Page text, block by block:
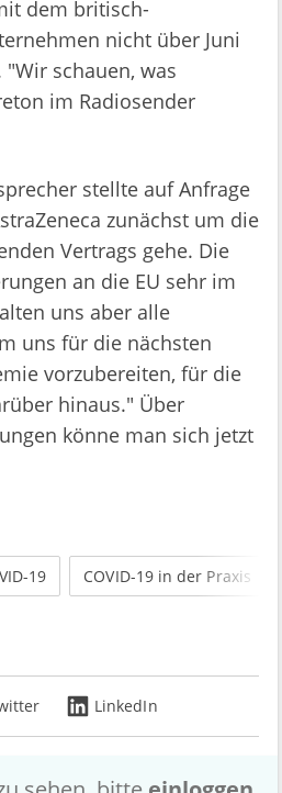
dem britisch-
nicht über Juni
schauen, was
im Radiosender
stellte auf Anfrage
zunächst um die
Vertrags gehe. Die
an die EU sehr im
uns aber alle
uns für die nächsten
vorzubereiten, für die
hinaus." Über
könne man sich jetzt
19 COVID-19 in der Praxis
LinkedIn